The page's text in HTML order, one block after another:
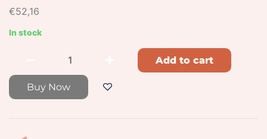
€52,16
In stock
Buy Now
Add to cart